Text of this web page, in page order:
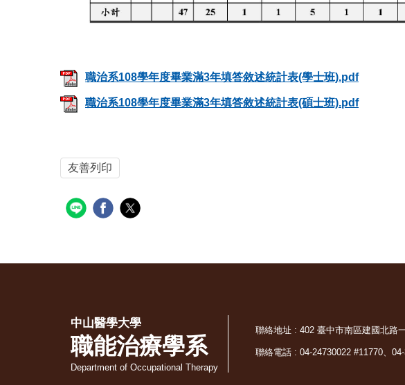
職治系108學年度畢業滿3年填答敘述統計表(學士班).pdf
職治系108學年度畢業滿3年填答敘述統計表(碩士班).pdf
友善列印
中山醫學大學
職能治療學系
Department of Occupational Therapy
聯絡地址 : 402 臺中市南區建國北路
聯絡電話 : 04-24730022 #11770、